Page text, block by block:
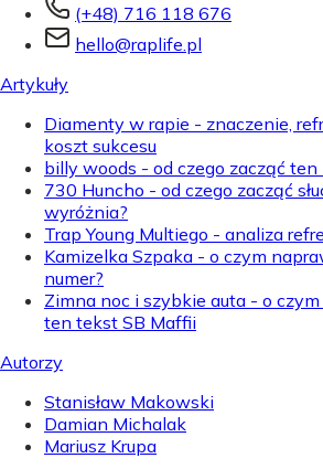
(+48) 716 118 676
hello@raplife.pl
Artykuły
Diamenty w rapie - znaczenie,
koszt sukcesu
billy woods - od czego zacząć ten
730 Huncho - od czego zacząć
wyróżnia?
Trap Young Multiego - analiza
Kamizelka Szpaka - o czym
numer?
Zimna noc i szybkie auta - o
ten tekst SB Maffii
Autorzy
Stanisław Makowski
Damian Michalak
Mariusz Krupa